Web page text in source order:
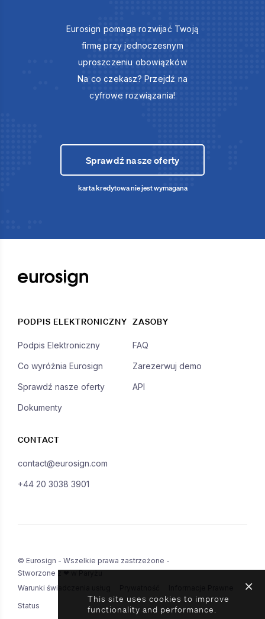
Eurosign pomaga rozwijać Twoją
firmę przy jednoczesnym
uproszczeniu obowiązków
Na co czekasz? Przejdź na
cyfrowe rozwiązania!
Sprawdź nasze oferty
karta kredytowa nie jest wymagana
PODPIS ELEKTRONICZNY
Podpis Elektroniczny
Co wyróżnia Eurosign
Sprawdź nasze oferty
Dokumenty
ZASOBY
FAQ
Zarezerwuj demo
API
CONTACT
contact@eurosign.com
+44 20 3038 3901
© Eurosign - Wszelkie prawa zastrzeżone -
Stworzone z ❤ w Paryżu
Warunki świadczenia usług
Status
This site uses cookies to improve
functionality and performance.